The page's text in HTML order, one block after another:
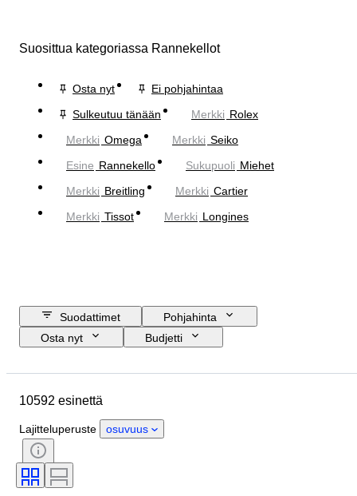
Suosittua kategoriassa Rannekellot
Osta nyt
Ei pohjahintaa
Sulkeutuu tänään
Merkki Rolex
Merkki Omega Merkki Seiko
Esine Rannekello Sukupuoli Miehet
Merkki Breitling Merkki Cartier
Merkki Tissot Merkki Longines
Suodattimet
Pohjahinta
Osta nyt
Budjetti
Rannekkeen leveys
Alkuperämaa
Sukupuoli
Kunto
Sertifiointi
Tyylisuuntaus
10592 esinettä
Lajitteluperuste osuvuus